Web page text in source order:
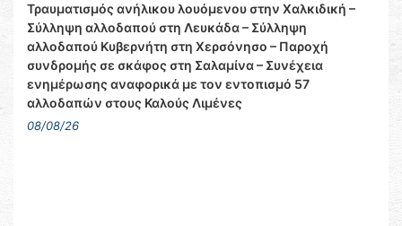
Τραυματισμός ανήλικου λουόμενου στην Χαλκιδική –
Σύλληψη αλλοδαπού στη Λευκάδα – Σύλληψη
αλλοδαπού Κυβερνήτη στη Χερσόνησο – Παροχή
συνδρομής σε σκάφος στη Σαλαμίνα – Συνέχεια
ενημέρωσης αναφορικά με τον εντοπισμό 57
αλλοδαπών στους Καλούς Λιμένες
08/08/26